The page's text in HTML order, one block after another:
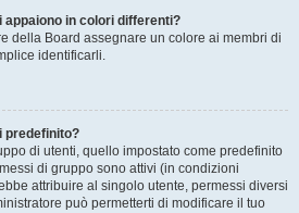
appaiono in colori differenti?
della Board assegnare un colore ai membri di
identificarli.
predefinito?
di utenti, quello impostato come predefinito
di gruppo sono attivi (in condizioni
attribuire al singolo utente, permessi diversi
può permetterti di modificare il tuo